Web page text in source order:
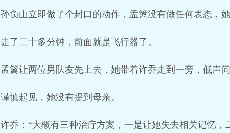
孙负山立即做了个封口的动作，孟篱没有做任何表态，
走了二十多分钟，前面就是飞行器了。
孟篱让两位男队友先上去，她带着许乔走到一旁，低声
谨慎起见，她没有提到母亲。
许乔：“大概有三种治疗方案，一是让她失去相关记忆